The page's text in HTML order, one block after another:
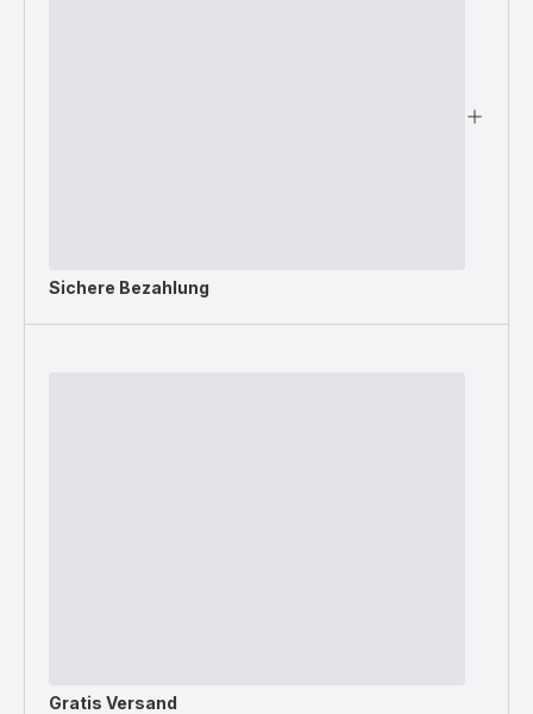
Sichere Bezahlung
Gratis Versand